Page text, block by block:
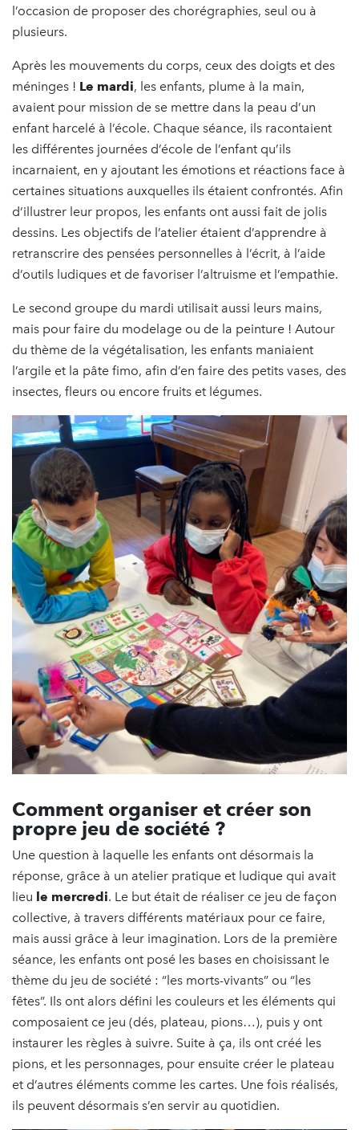
l’occasion de proposer des chorégraphies, seul ou à
plusieurs.
Après les mouvements du corps, ceux des doigts et des
méninges ! Le mardi, les enfants, plume à la main,
avaient pour mission de se mettre dans la peau d’un
enfant harcelé à l’école. Chaque séance, ils racontaient
les différentes journées d’école de l’enfant qu’ils
incarnaient, en y ajoutant les émotions et réactions face à
certaines situations auxquelles ils étaient confrontés. Afin
d’illustrer leur propos, les enfants ont aussi fait de jolis
dessins. Les objectifs de l’atelier étaient d’apprendre à
retranscrire des pensées personnelles à l’écrit, à l’aide
d’outils ludiques et de favoriser l’altruisme et l’empathie.
Le second groupe du mardi utilisait aussi leurs mains,
mais pour faire du modelage ou de la peinture ! Autour
du thème de la végétalisation, les enfants maniaient
l’argile et la pâte fimo, afin d’en faire des petits vases, des
insectes, fleurs ou encore fruits et légumes.
Comment organiser et créer son
propre jeu de société ?
Une question à laquelle les enfants ont désormais la
réponse, grâce à un atelier pratique et ludique qui avait
lieu le mercredi. Le but était de réaliser ce jeu de façon
collective, à travers différents matériaux pour ce faire,
mais aussi grâce à leur imagination. Lors de la première
séance, les enfants ont posé les bases en choisissant le
thème du jeu de société : “les morts-vivants” ou “les
fêtes”. Ils ont alors défini les couleurs et les éléments qui
composaient ce jeu (dés, plateau, pions…), puis y ont
instaurer les règles à suivre. Suite à ça, ils ont créé les
pions, et les personnages, pour ensuite créer le plateau
et d’autres éléments comme les cartes. Une fois réalisés,
ils peuvent désormais s’en servir au quotidien.